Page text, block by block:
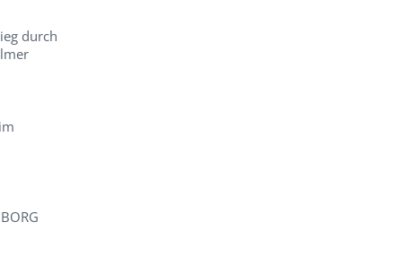
durch